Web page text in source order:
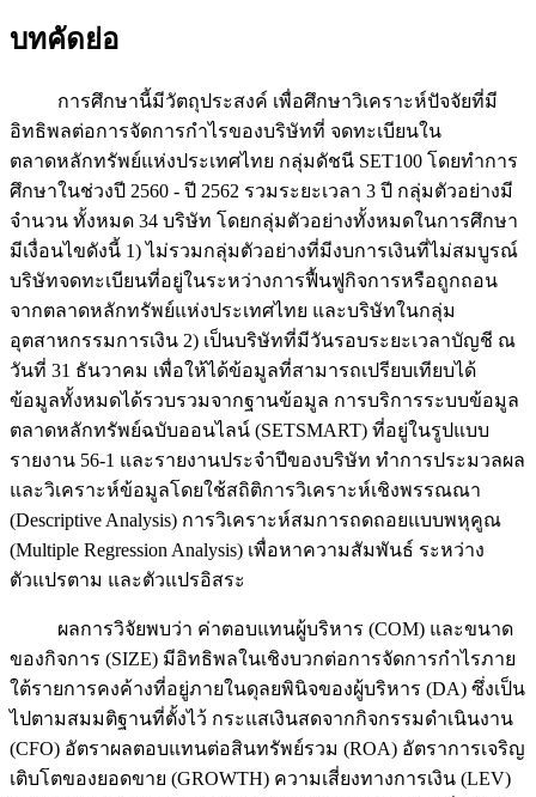
บทคัดย่อ
การศึกษานี้มีวัตถุประสงค์ เพื่อศึกษาวิเคราะห์ปัจจัยที่มี
อิทธิพลต่อการจัดการกำไรของบริษัทที่ จดทะเบียนใน
ตลาดหลักทรัพย์แห่งประเทศไทย กลุ่มดัชนี SET100 โดยทำการ
ศึกษาในช่วงปี 2560 - ปี 2562 รวมระยะเวลา 3 ปี กลุ่มตัวอย่างมี
จำนวน ทั้งหมด 34 บริษัท โดยกลุ่มตัวอย่างทั้งหมดในการศึกษา
มีเงื่อนไขดังนี้ 1) ไม่รวมกลุ่มตัวอย่างที่มีงบการเงินที่ไม่สมบูรณ์
บริษัทจดทะเบียนที่อยู่ในระหว่างการฟื้นฟูกิจการหรือถูกถอน
จากตลาดหลักทรัพย์แห่งประเทศไทย และบริษัทในกลุ่ม
อุตสาหกรรมการเงิน 2) เป็นบริษัทที่มีวันรอบระยะเวลาบัญชี ณ
วันที่ 31 ธันวาคม เพื่อให้ได้ข้อมูลที่สามารถเปรียบเทียบได้
ข้อมูลทั้งหมดได้รวบรวมจากฐานข้อมูล การบริการระบบข้อมูล
ตลาดหลักทรัพย์ฉบับออนไลน์ (SETSMART) ที่อยู่ในรูปแบบ
รายงาน 56-1 และรายงานประจำปีของบริษัท ทำการประมวลผล
และวิเคราะห์ข้อมูลโดยใช้สถิติการวิเคราะห์เชิงพรรณณา
(Descriptive Analysis) การวิเคราะห์สมการถดถอยแบบพหุคูณ
(Multiple Regression Analysis) เพื่อหาความสัมพันธ์ ระหว่าง
ตัวแปรตาม และตัวแปรอิสระ
ผลการวิจัยพบว่า ค่าตอบแทนผู้บริหาร (COM) และขนาด
ของกิจการ (SIZE) มีอิทธิพลในเชิงบวกต่อการจัดการกำไรภาย
ใต้รายการคงค้างที่อยู่ภายในดุลยพินิจของผู้บริหาร (DA) ซึ่งเป็น
ไปตามสมมติฐานที่ตั้งไว้ กระแสเงินสดจากกิจกรรมดำเนินงาน
(CFO) อัตราผลตอบแทนต่อสินทรัพย์รวม (ROA) อัตราการเจริญ
เติบโตของยอดขาย (GROWTH) ความเสี่ยงทางการเงิน (LEV)